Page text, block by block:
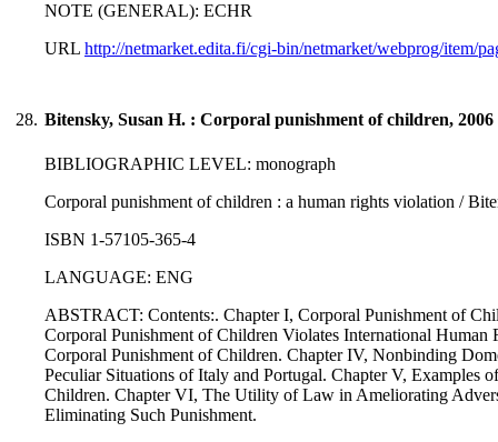
NOTE (GENERAL): ECHR
URL http://netmarket.edita.fi/cgi-bin/netmarket/webprog/item/
28. Bitensky, Susan H. : Corporal punishment of children, 2006
BIBLIOGRAPHIC LEVEL: monograph
Corporal punishment of children : a human rights violation /
ISBN 1-57105-365-4
LANGUAGE: ENG
ABSTRACT: Contents:. Chapter I, Corporal Punishment of
Corporal Punishment of Children Violates International
Corporal Punishment of Children. Chapter IV, Nonbinding
Peculiar Situations of Italy and Portugal. Chapter V, Examples
Children. Chapter VI, The Utility of Law in Ameliorating
Eliminating Such Punishment.